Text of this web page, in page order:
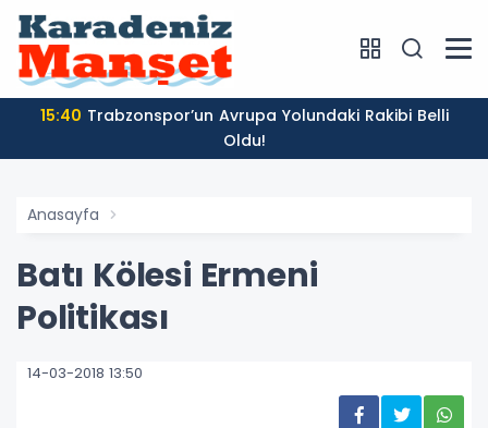
15:40
Oldu!
Anasayfa
Batı Kölesi Ermeni
Politikası
14-03-2018 13:50